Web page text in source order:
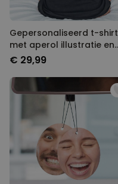
Gepersonaliseerd t-shirt
met aperol illustratie en
tekst
€ 29,99